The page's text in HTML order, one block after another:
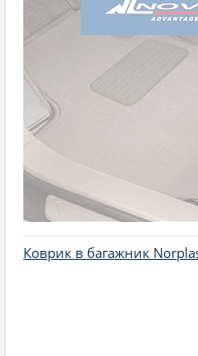
Коврик в багажник